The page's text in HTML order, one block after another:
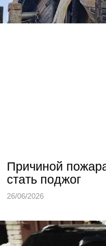
Причиной
стать поджог
26/06/2026